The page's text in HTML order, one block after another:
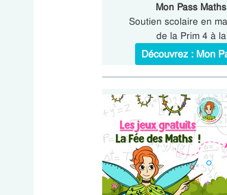
Mon Pass
Soutien scolaire en
de la Prim 4 à
Découvrez : Mon